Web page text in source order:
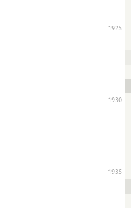
1925
1930
1935